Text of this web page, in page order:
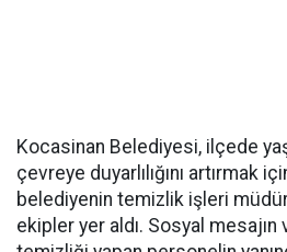
Kocasinan Belediyesi, ilçede
çevreye duyarlılığını artırmak
belediyenin temizlik işleri
ekipler yer aldı. Sosyal